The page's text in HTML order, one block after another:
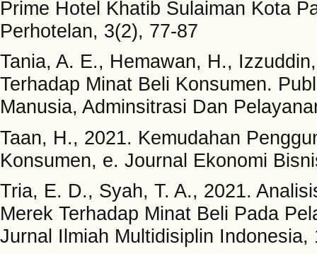
Prime Hotel Khatib Sulaiman Kota
Perhotelan, 3(2), 77-87
Tania, A. E., Hemawan, H.,
Terhadap Minat Beli Konsumen.
Manusia, Adminsitrasi Dan
Taan, H., 2021. Kemudahan
Konsumen, e. Journal Ekonomi
Tria, E. D., Syah, T. A., 2021.
Merek Terhadap Minat Beli Pada
Jurnal Ilmiah Multidisiplin Indonesia,